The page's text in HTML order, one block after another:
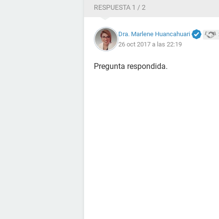
RESPUESTA 1 / 2
Dra. Marlene Huancahuari
26 oct 2017 a las 22:19
Pregunta respondida.